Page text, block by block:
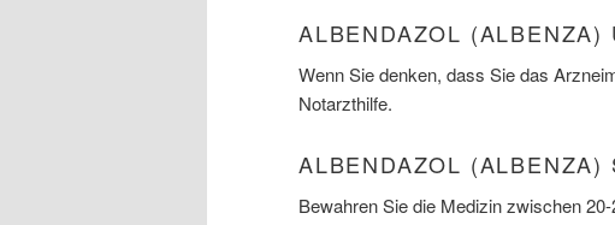
ALBENDAZOL (ALBENZA)
Wenn Sie denken, dass Sie das
Notarzthilfe.
ALBENDAZOL (ALBENZA)
Bewahren Sie die Medizin zwischen